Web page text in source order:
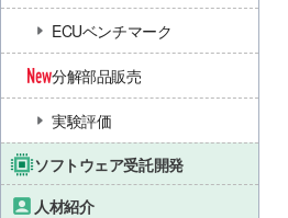
ECUベンチマーク
分解部品販売
実験評価
ソフトウェア受託開発
人材紹介